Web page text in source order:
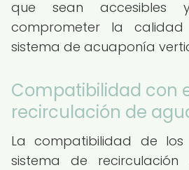
que sean accesibles
comprometer la
sistema de acuaponía
Compatibilidad con
recirculación de
La compatibilidad de
sistema de